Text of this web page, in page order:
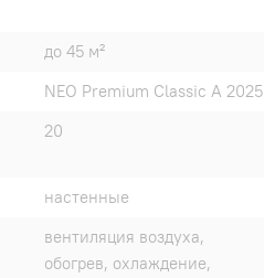
до 45 м²
NEO Premium Classic A 2025
20
настенные
вентиляция воздуха,
обогрев, охлаждение,